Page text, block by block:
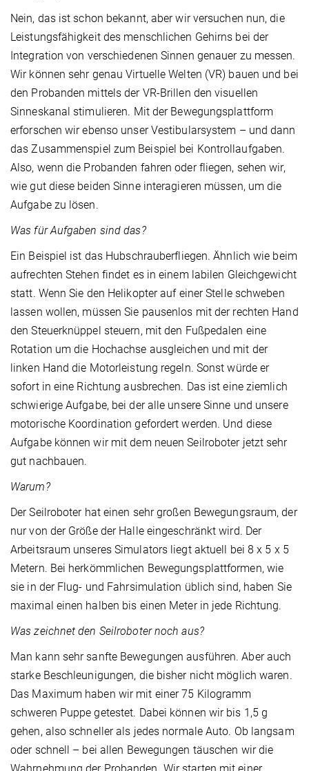
Nein, das ist schon bekannt, aber wir versuchen nun, die
Leistungsfähigkeit des menschlichen Gehirns bei der
Integration von verschiedenen Sinnen genauer zu messen.
Wir können sehr genau Virtuelle Welten (VR) bauen und bei
den Probanden mittels der VR-Brillen den visuellen
Sinneskanal stimulieren. Mit der Bewegungsplattform
erforschen wir ebenso unser Vestibularsystem – und dann
das Zusammenspiel zum Beispiel bei Kontrollaufgaben.
Also, wenn die Probanden fahren oder fliegen, sehen wir,
wie gut diese beiden Sinne interagieren müssen, um die
Aufgabe zu lösen.
Was für Aufgaben sind das?
Ein Beispiel ist das Hubschrauberfliegen. Ähnlich wie beim
aufrechten Stehen findet es in einem labilen Gleichgewicht
statt. Wenn Sie den Helikopter auf einer Stelle schweben
lassen wollen, müssen Sie pausenlos mit der rechten Hand
den Steuerknüppel steuern, mit den Fußpedalen eine
Rotation um die Hochachse ausgleichen und mit der
linken Hand die Motorleistung regeln. Sonst würde er
sofort in eine Richtung ausbrechen. Das ist eine ziemlich
schwierige Aufgabe, bei der alle unsere Sinne und unsere
motorische Koordination gefordert werden. Und diese
Aufgabe können wir mit dem neuen Seilroboter jetzt sehr
gut nachbauen.
Warum?
Der Seilroboter hat einen sehr großen Bewegungsraum, der
nur von der Größe der Halle eingeschränkt wird. Der
Arbeitsraum unseres Simulators liegt aktuell bei 8 x 5 x 5
Metern. Bei herkömmlichen Bewegungsplattformen, wie
sie in der Flug- und Fahrsimulation üblich sind, haben Sie
maximal einen halben bis einen Meter in jede Richtung.
Was zeichnet den Seilroboter noch aus?
Man kann sehr sanfte Bewegungen ausführen. Aber auch
starke Beschleunigungen, die bisher nicht möglich waren.
Das Maximum haben wir mit einer 75 Kilogramm
schweren Puppe getestet. Dabei können wir bis 1,5 g
gehen, also schneller als jedes normale Auto. Ob langsam
oder schnell – bei allen Bewegungen täuschen wir die